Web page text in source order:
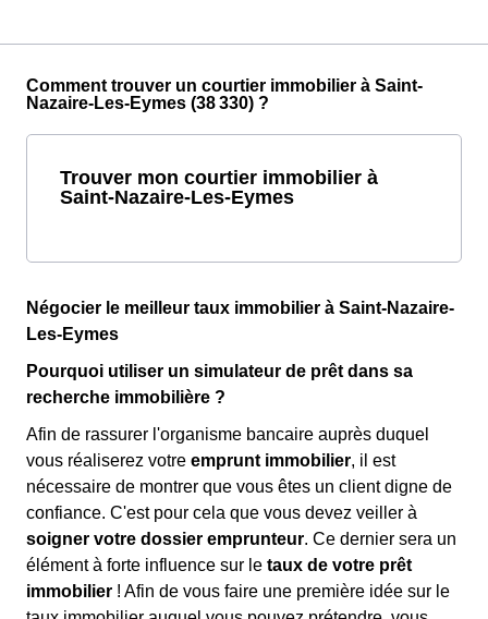
Comment trouver un courtier immobilier à Saint-
Nazaire-Les-Eymes (38 330) ?
Trouver mon courtier immobilier à
Saint-Nazaire-Les-Eymes
Négocier le meilleur taux immobilier à Saint-Nazaire-
Les-Eymes
Pourquoi utiliser un simulateur de prêt dans sa
recherche immobilière ?
Afin de rassurer l'organisme bancaire auprès duquel
vous réaliserez votre emprunt immobilier, il est
nécessaire de montrer que vous êtes un client digne de
confiance. C'est pour cela que vous devez veiller à
soigner votre dossier emprunteur. Ce dernier sera un
élément à forte influence sur le taux de votre prêt
immobilier ! Afin de vous faire une première idée sur le